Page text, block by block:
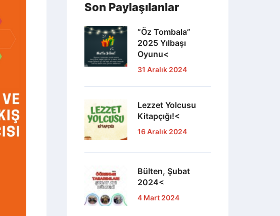
Son Paylaşılanlar
“Öz Tombala”
2025 Yılbaşı
Oyunu<
31 Aralık 2024
Lezzet Yolcusu
Kitapçığı!<
16 Aralık 2024
Bülten, Şubat
2024<
4 Mart 2024